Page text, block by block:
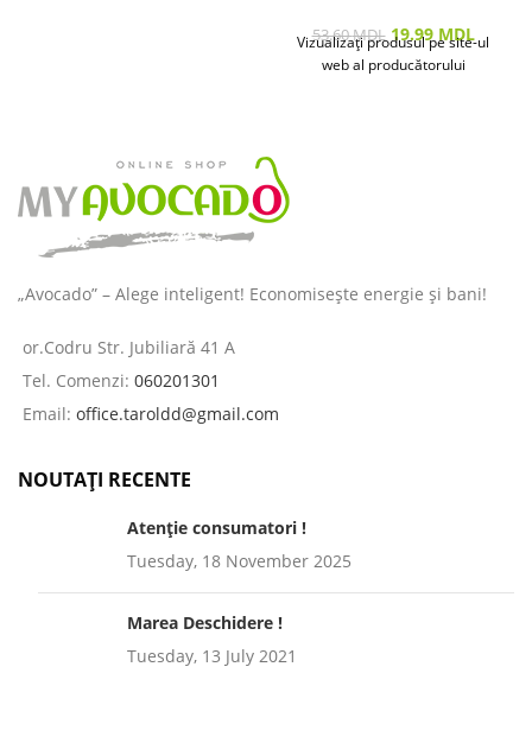
53.60MDL 19.99 MDL
Vizualizați produsul pe site-ul
web al producătorului
„Avocado” – Alege inteligent! Economisește energie și bani!
or.Codru Str. Jubiliară 41 A
Tel. Comenzi: 060201301
Email: office.taroldd@gmail.com
NOUTAȚI RECENTE
Atenție consumatori !
Tuesday, 18 November 2025
Marea Deschidere !
Tuesday, 13 July 2021